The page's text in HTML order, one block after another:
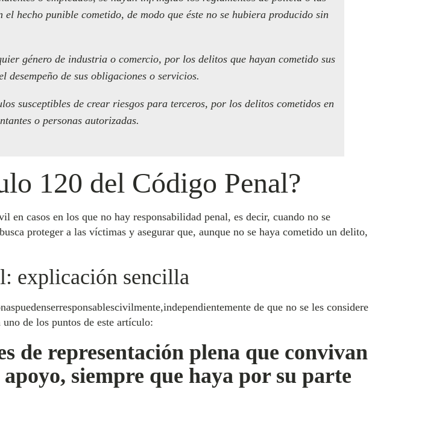
hecho punible cometido, de modo que éste no se hubiera producido sin
género de industria o comercio, por los delitos que hayan cometido sus
desempeño de sus obligaciones o servicios.
susceptibles de crear riesgos para terceros, por los delitos cometidos en
o personas autorizadas.
120 del Código Penal?
casos en los que no hay responsabilidad penal, es decir, cuando no se
proteger a las víctimas y asegurar que, aunque no se haya cometido un delito,
explicación sencilla
de que no se les considere
de los puntos de este artículo:
de representación plena que convivan
siempre que haya por su parte